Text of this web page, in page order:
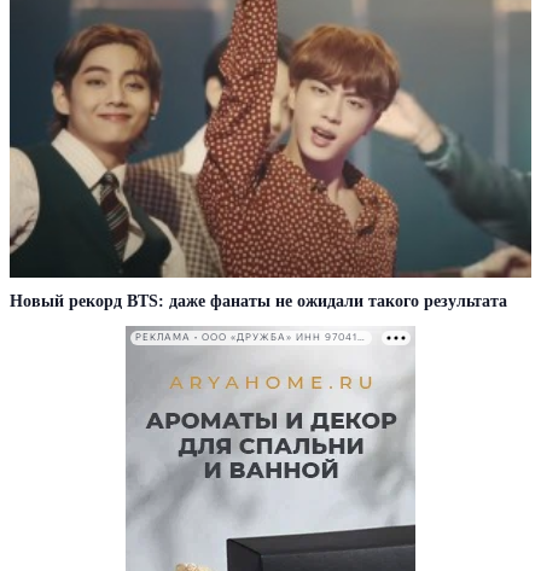
Новый рекорд BTS: даже фанаты не ожидали такого результата
РЕКЛАМА • ООО «ДРУЖБА» ИНН 9704146411